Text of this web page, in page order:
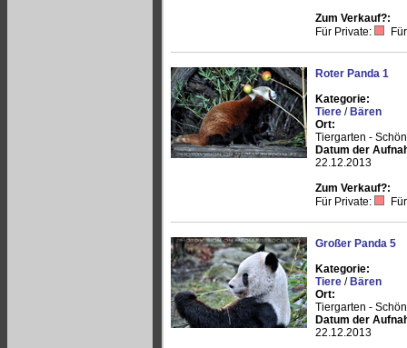
Zum Verkauf?:
Für Private:
Roter Panda 1
Kategorie:
Tiere / Bären
Ort:
Tiergarten -
Datum der
22.12.2013
Zum Verkauf?:
Für Private:
Großer Panda 5
Kategorie:
Tiere / Bären
Ort:
Tiergarten -
Datum der
22.12.2013